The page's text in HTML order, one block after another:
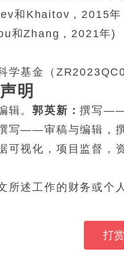
和Khaitov，2015年
和Zhang，2021年)
学基金（
明
辑。郭英新：撰写——
写——审稿与编辑，撰
可视化，项目监督，
所述工作的财务或个
打赏